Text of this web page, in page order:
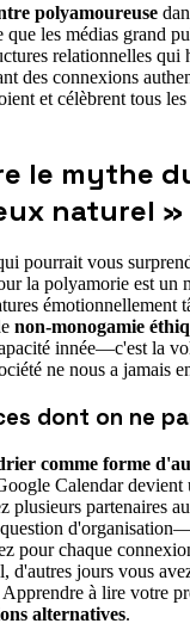
polyamoureuse
que les médias grand
relationnelles qui
des connexions
et célèbrent tous
le mythe
naturel »
pourrait vous
la polyamorie est un
émotionnellement
non-monogamie
innée—c'est la
ne nous a jamais
dont on ne
comme forme
Calendar devient
plusieurs partenaires
pour chaque
d'autres jours vous
à lire votre
alternatives.